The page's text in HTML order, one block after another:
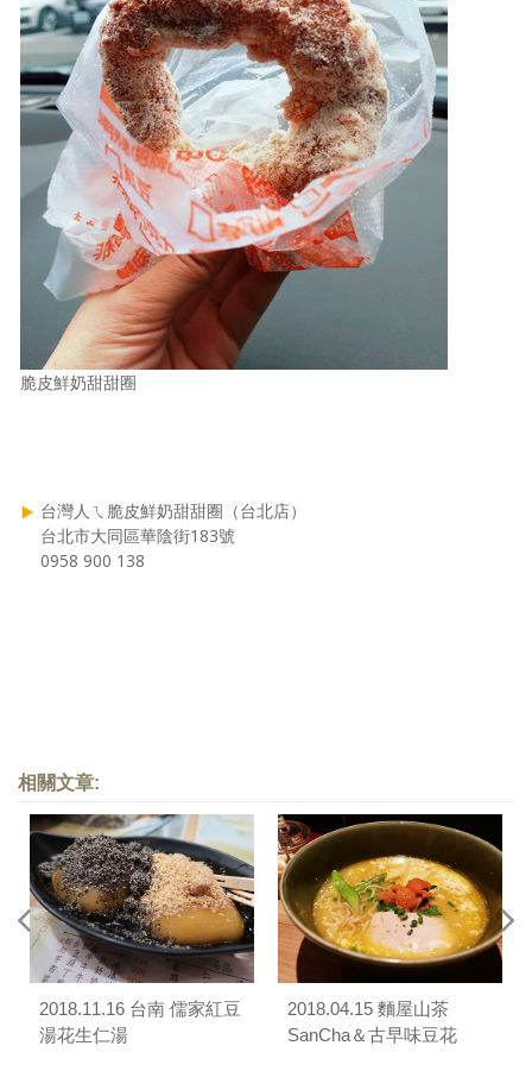
脆皮鮮奶甜甜圈
台灣人ㄟ脆皮鮮奶甜甜圈（台北店）
台北市大同區華陰街183號
0958 900 138
相關文章:
2018.11.16 台南 儒家紅豆
湯花生仁湯
2018.04.15 麵屋山茶
SanCha＆古早味豆花